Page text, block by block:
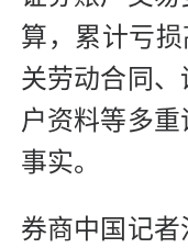
算，累计亏损
关劳动合同
户资料等多
事实。
券商中国记